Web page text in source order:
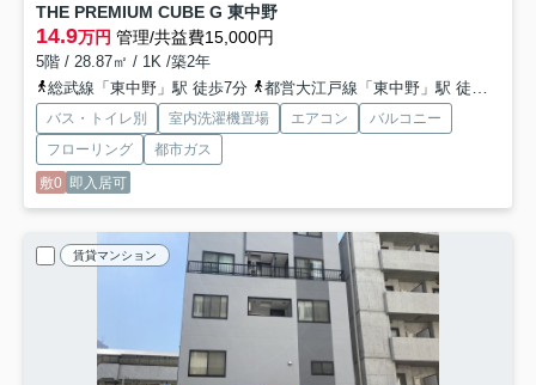
THE PREMIUM CUBE G 東中野
14.9万円 管理/共益費15,000円
5階 / 28.87㎡ / 1K /築2年
総武線「東中野」駅 徒歩7分
都営大江戸線「東中野」駅 徒歩12分
バス・トイレ別 室内洗濯機置場 エアコン
バルコニー
フローリング
都市ガス
敷0 即入居可
賃貸マンション